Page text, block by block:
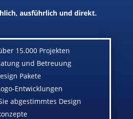
ausführlich und direkt.
15.000 Projekten
und Betreuung
Pakete
Entwicklungen
abgestimmtes Design